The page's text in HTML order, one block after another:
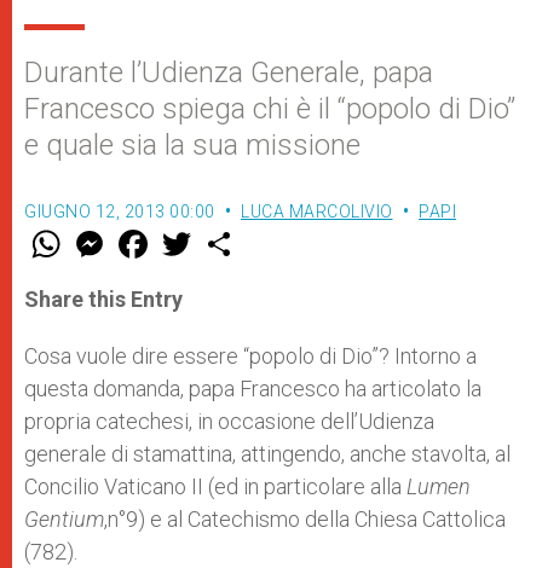
Durante l’Udienza Generale, papa
Francesco spiega chi è il “popolo di Dio”
e quale sia la sua missione
GIUGNO 12, 2013 00:00 LUCA MARCOLIVIO PAPI
W
t
s
p
p
M
e
s
e
g
e
r
F
a
e
b
o
k
w
r
Share this Entry
Cosa vuole dire essere “popolo di Dio”? Intorno a
questa domanda, papa Francesco ha articolato la
propria catechesi, in occasione dell’Udienza
generale di stamattina, attingendo, anche stavolta, al
Concilio Vaticano II (ed in particolare alla Lumen
Gentium,n°9) e al Catechismo della Chiesa Cattolica
(782).